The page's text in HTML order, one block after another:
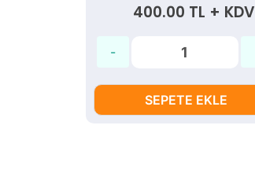
400.00 TL + KDV
SEPETE EKLE